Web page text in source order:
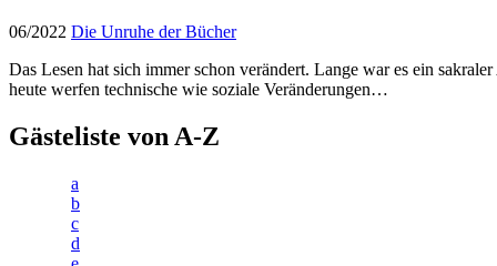
06/2022 Die Unruhe der Bücher
Das Lesen hat sich immer schon verändert. Lange war es ein
heute werfen technische wie soziale Veränderungen…
Gästeliste von A-Z
a
b
c
d